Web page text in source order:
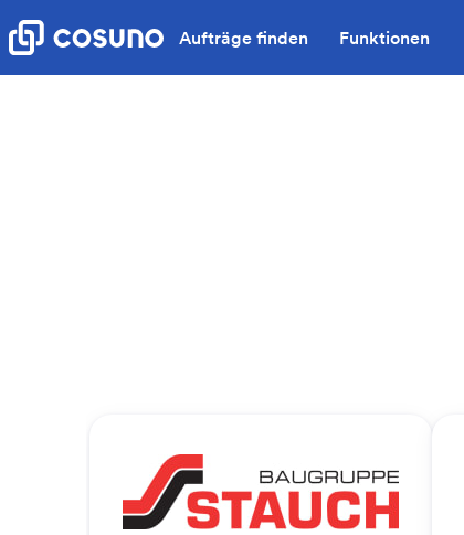
Aufträge finden Funktionen